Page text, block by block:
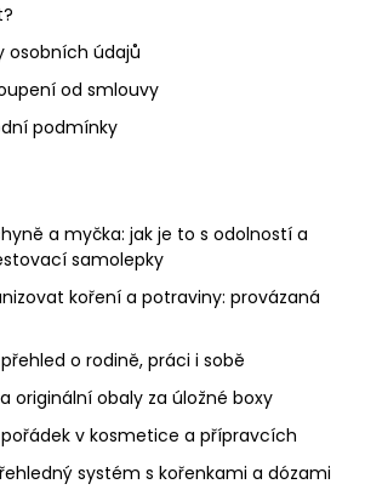
osobních údajů
od smlouvy
podmínky
a myčka: jak je to s odolností a
samolepky
koření a potraviny: provázaná
o rodině, práci i sobě
originální obaly za úložné boxy
v kosmetice a přípravcích
systém s kořenkami a dózami